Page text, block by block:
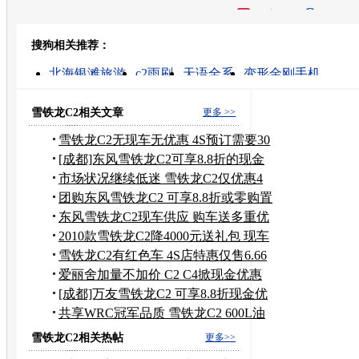
转发至：
搜狗相关推荐：
北海银滩旅游 c2雨刷 天语全系
变形金刚手机
海滨旅游线路
更多 >>
雪铁龙C2相关文章
雪铁龙C2无现车无优惠 4S预订需要30
天
[成都]东风雪铁龙C2可享8.8折的现金
优惠
市场状况继续低迷 雪铁龙C2仅优惠4
千元
团购东风雪铁龙C2 可享8.8折或零购置
税
东风雪铁龙C2现车供应 购车送多重优
惠
2010款雪铁龙C2降4000元送礼包 现车
销售
雪铁龙C2有红色车 4S店特惠仅售6.66
万元
爱丽舍加量不加价 C2 C4掀现金优惠
狂潮
[成都]万友雪铁龙C2 可享8.8折现金优
惠
共享WRC冠军品质 雪铁龙C2 600L油
礼相送
更多>>
雪铁龙C2相关热帖